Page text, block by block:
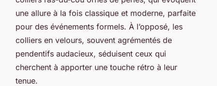
une allure à la fois classique et moderne, parfaite
pour des événements formels. À l’opposé, les
colliers en velours, souvent agrémentés de
pendentifs audacieux, séduisent ceux qui
cherchent à apporter une touche rétro à leur
tenue.